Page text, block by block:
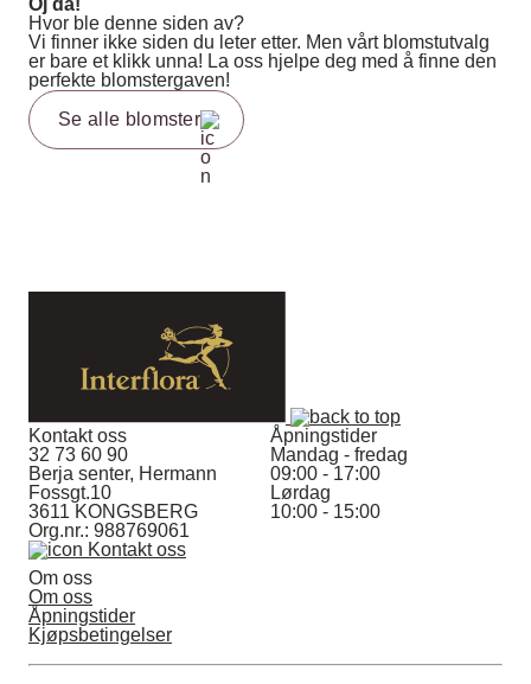
Oj da!
Hvor ble denne siden av?
Vi finner ikke siden du leter etter. Men vårt blomstutvalg
er bare et klikk unna! La oss hjelpe deg med å finne den
perfekte blomstergaven!
Se alle blomster
Kontakt oss
32 73 60 90
Berja senter, Hermann
Fossgt.10
3611 KONGSBERG
Org.nr.: 988769061
Kontakt oss
Åpningstider
Mandag - fredag
09:00 - 17:00
Lørdag
10:00 - 15:00
Om oss
Om oss
Åpningstider
Kjøpsbetingelser